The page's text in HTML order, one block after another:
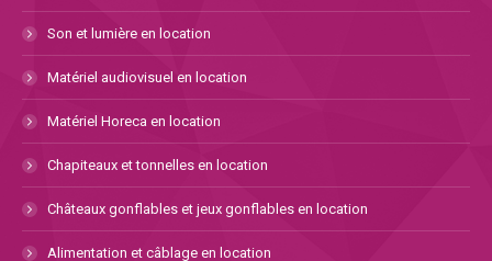
Son et lumière en location
Matériel audiovisuel en location
Matériel Horeca en location
Chapiteaux et tonnelles en location
Châteaux gonflables et jeux gonflables en location
Alimentation et câblage en location